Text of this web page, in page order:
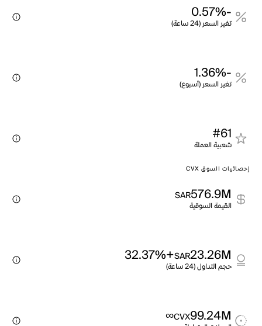
-0.57%
تغير السعر (24 ساعة)
-1.36%
تغير السعر (أسبوع)
#61
شعبية العملة
إحصائيات السوق CVX
576.9M
SAR
القيمة السوقية
23.26M
SAR
+32.37%
حجم التداول (24 ساعة)
99.24M
CVX
∞